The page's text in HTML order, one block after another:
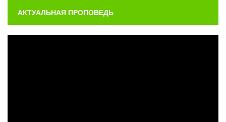
АКТУАЛЬНАЯ ПРОПОВЕДЬ